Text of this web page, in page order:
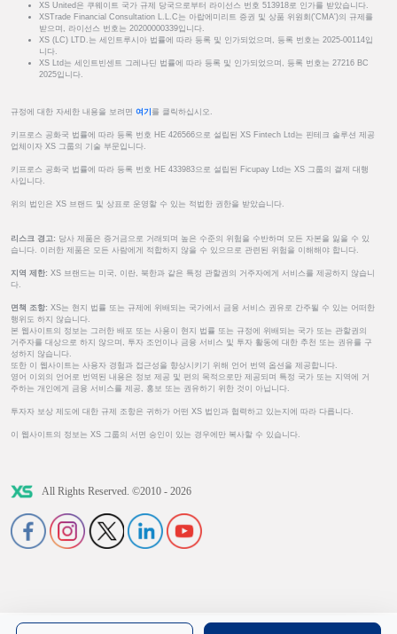
XS United은 쿠웨이트 국가 규제 당국으로부터 라이선스 번호 513918로 인가를 받았습니다.
XSTrade Financial Consultation L.L.C는 아랍에미리트 증권 및 상품 위원회('CMA')의 규제를
받으며, 라이선스 번호는 20200000339입니다.
XS (LC) LTD.는 세인트루시아 법률에 따라 등록 및 인가되었으며, 등록 번호는 2025-00114입
니다.
XS Ltd는 세인트빈센트 그레나딘 법률에 따라 등록 및 인가되었으며, 등록 번호는 27216 BC
2025입니다.
규정에 대한 자세한 내용을 보려면 여기 를 클릭하십시오.
키프로스 공화국 법률에 따라 등록 번호 HE 426566으로 설립된 XS Fintech Ltd는 핀테크 솔루션 제공
업체이자 XS 그룹의 기술 부문입니다.
키프로스 공화국 법률에 따라 등록 번호 HE 433983으로 설립된 Ficupay Ltd는 XS 그룹의 결제 대행
사입니다.
위의 법인은 XS 브랜드 및 상표로 운영할 수 있는 적법한 권한을 받았습니다.
리스크 경고: 당사 제품은 증거금으로 거래되며 높은 수준의 위험을 수반하며 모든 자본을 잃을 수 있
습니다. 이러한 제품은 모든 사람에게 적합하지 않을 수 있으므로 관련된 위험을 이해해야 합니다.
지역 제한: XS 브랜드는 미국, 이란, 북한과 같은 특정 관할권의 거주자에게 서비스를 제공하지 않습니
다.
면책 조항: XS는 현지 법률 또는 규제에 위배되는 국가에서 금융 서비스 권유로 간주될 수 있는 어떠한
행위도 하지 않습니다.
본 웹사이트의 정보는 그러한 배포 또는 사용이 현지 법률 또는 규정에 위배되는 국가 또는 관할권의
거주자를 대상으로 하지 않으며, 투자 조언이나 금융 서비스 및 투자 활동에 대한 추천 또는 권유를 구
성하지 않습니다.
또한 이 웹사이트는 사용자 경험과 접근성을 향상시키기 위해 언어 번역 옵션을 제공합니다.
영어 이외의 언어로 번역된 내용은 정보 제공 및 편의 목적으로만 제공되며 특정 국가 또는 지역에 거
주하는 개인에게 금융 서비스를 제공, 홍보 또는 권유하기 위한 것이 아닙니다.
투자자 보상 제도에 대한 규제 조항은 귀하가 어떤 XS 법인과 협력하고 있는지에 따라 다릅니다.
이 웹사이트의 정보는 XS 그룹의 서면 승인이 있는 경우에만 복사할 수 있습니다.
All Rights Reserved. ©2010 - 2026